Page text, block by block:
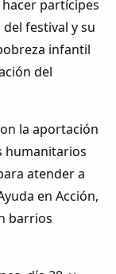
partícipes
festival y su
infantil
del
la aportación
humanitarios
atender a
en Acción,
barrios